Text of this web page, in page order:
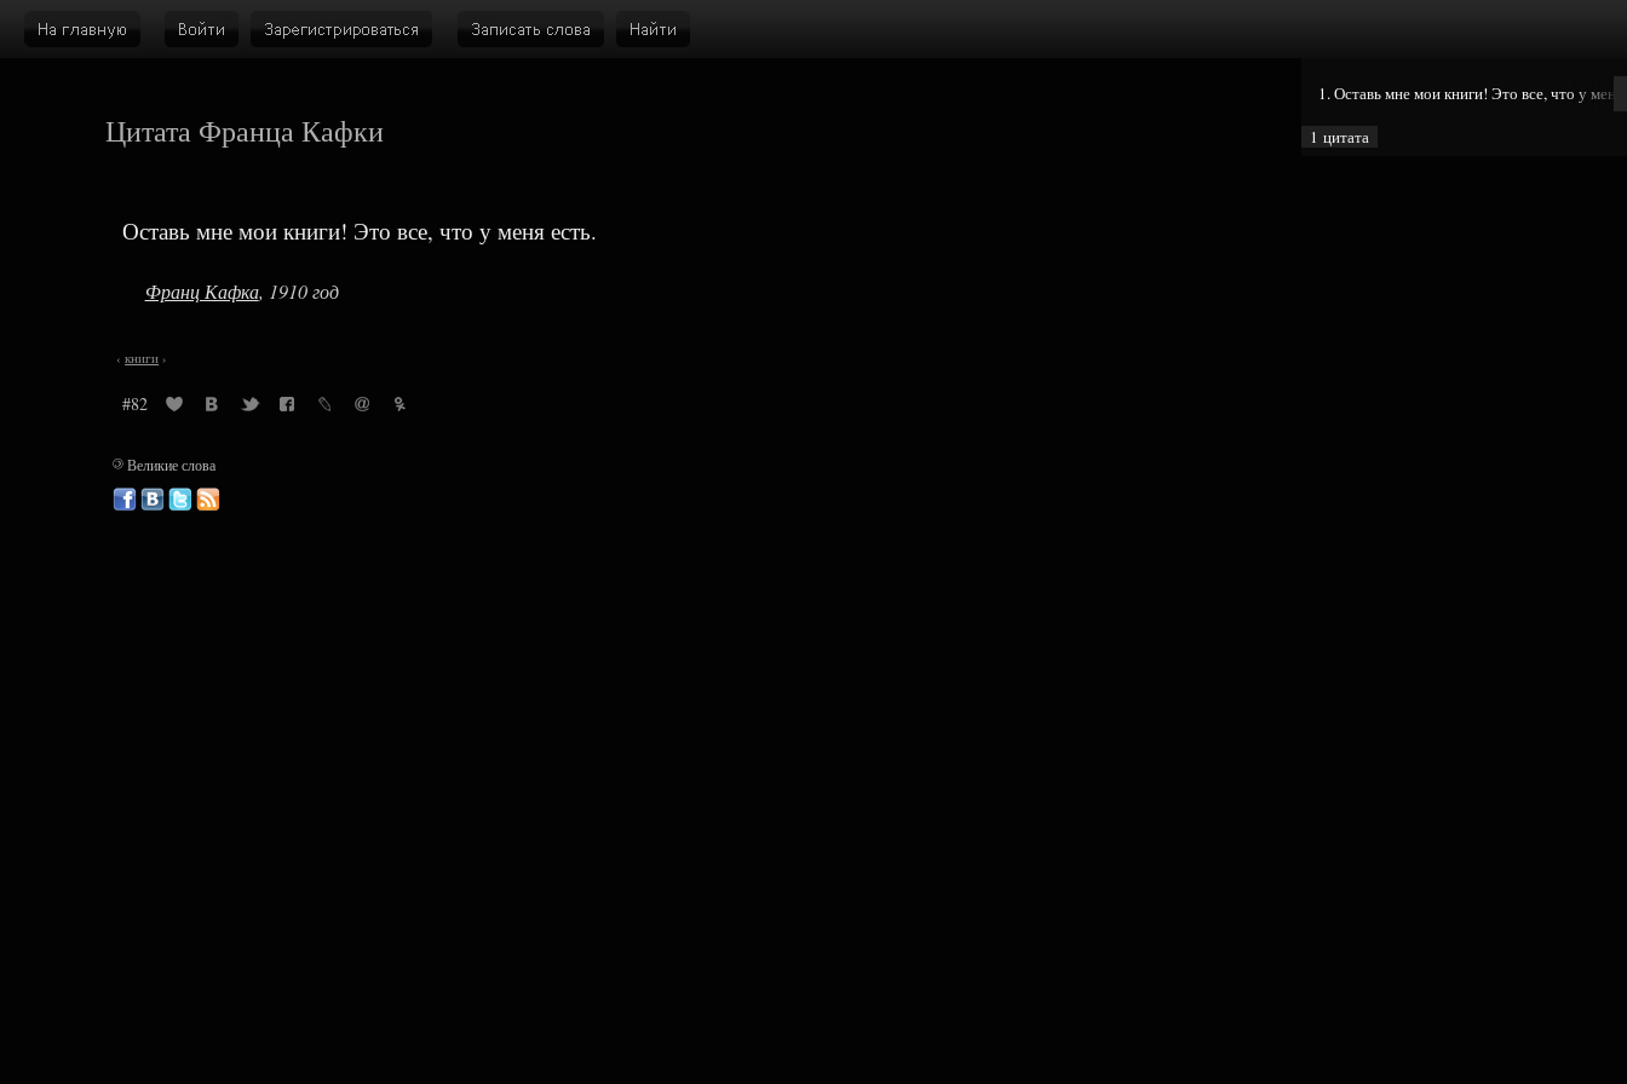
Цитата Франца Кафки
Оставь мне мои книги! Это все, что у меня есть.
Франц Кафка, 1910 год
‹ книги ›
#82
1. Оставь мне мои книги! Это все, что у меня
1 цитата
©Великие слова